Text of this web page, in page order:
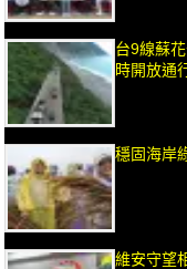
台9線蘇
時開放通
穩固海岸
維安守望